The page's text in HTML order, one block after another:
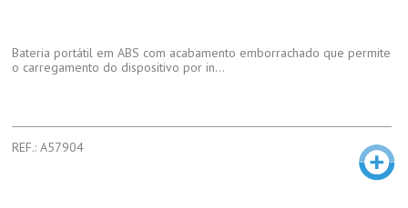
Bateria portátil em ABS com acabamento emborrachado que permite
o carregamento do dispositivo por in...
REF.: A57904